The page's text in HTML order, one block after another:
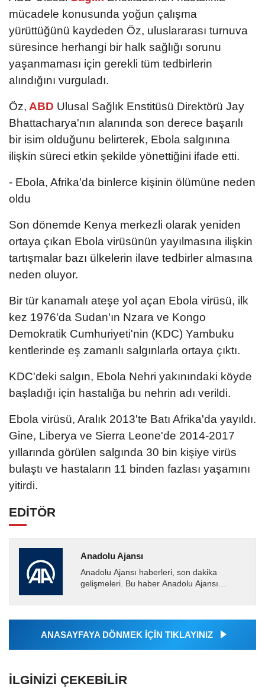
mücadele konusunda yoğun çalışma
yürüttüğünü kaydeden Öz, uluslararası turnuva
süresince herhangi bir halk sağlığı sorunu
yaşanmaması için gerekli tüm tedbirlerin
alındığını vurguladı.
Öz, ABD Ulusal Sağlık Enstitüsü Direktörü Jay
Bhattacharya'nın alanında son derece başarılı
bir isim olduğunu belirterek, Ebola salgınına
ilişkin süreci etkin şekilde yönettiğini ifade etti.
- Ebola, Afrika'da binlerce kişinin ölümüne neden
oldu
Son dönemde Kenya merkezli olarak yeniden
ortaya çıkan Ebola virüsünün yayılmasına ilişkin
tartışmalar bazı ülkelerin ilave tedbirler almasına
neden oluyor.
Bir tür kanamalı ateşe yol açan Ebola virüsü, ilk
kez 1976'da Sudan'ın Nzara ve Kongo
Demokratik Cumhuriyeti'nin (KDC) Yambuku
kentlerinde eş zamanlı salgınlarla ortaya çıktı.
KDC'deki salgın, Ebola Nehri yakınındaki köyde
başladığı için hastalığa bu nehrin adı verildi.
Ebola virüsü, Aralık 2013'te Batı Afrika'da yayıldı.
Gine, Liberya ve Sierra Leone'de 2014-2017
yıllarında görülen salgında 30 bin kişiye virüs
bulaştı ve hastaların 11 binden fazlası yaşamını
yitirdi.
EDİTÖR
Anadolu Ajansı
Anadolu Ajansı haberleri, son dakika
gelişmeleri. Bu haber Anadolu Ajansı
tarafından geçilen tüm...
ANASAYFAYA DÖNMEK İÇİN TIKLAYINIZ
İLGINIZI ÇEKEBILIR